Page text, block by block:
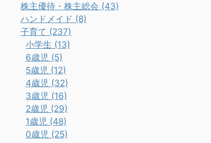
株主優待・株主総会 (43)
ハンドメイド (8)
子育て (237)
小学生 (13)
6歳児 (5)
5歳児 (12)
4歳児 (32)
3歳児 (16)
2歳児 (29)
1歳児 (48)
0歳児 (25)